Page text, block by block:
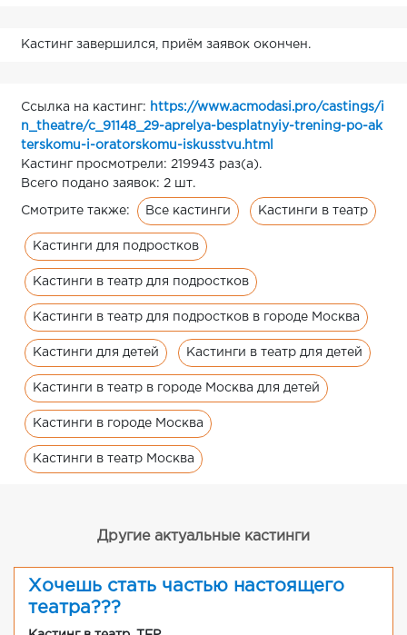
Кастинг завершился, приём заявок окончен.
Ссылка на кастинг: https://www.acmodasi.pro/castings/i
n_theatre/c_91148_29-aprelya-besplatnyiy-trening-po-ak
terskomu-i-oratorskomu-iskusstvu.html
Кастинг просмотрели: 219943 раз(а).
Всего подано заявок: 2 шт.
Смотрите также: Все кастинги Кастинги в театр
Кастинги для подростков
Кастинги в театр для подростков
Кастинги в театр для подростков в городе Москва
Кастинги для детей Кастинги в театр для детей
Кастинги в театр в городе Москва для детей
Кастинги в городе Москва
Кастинги в театр Москва
Другие актуальные кастинги
Хочешь стать частью настоящего
театра???